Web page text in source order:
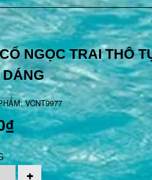
NGỌC TRAI THÔ
DÁNG
VCNT9977